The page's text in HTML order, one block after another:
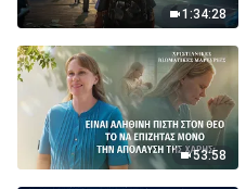
1:34:28
53:58